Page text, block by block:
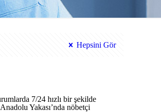
Hepsini Gör
7/24 hızlı bir şekilde
Yakası’nda nöbetçi